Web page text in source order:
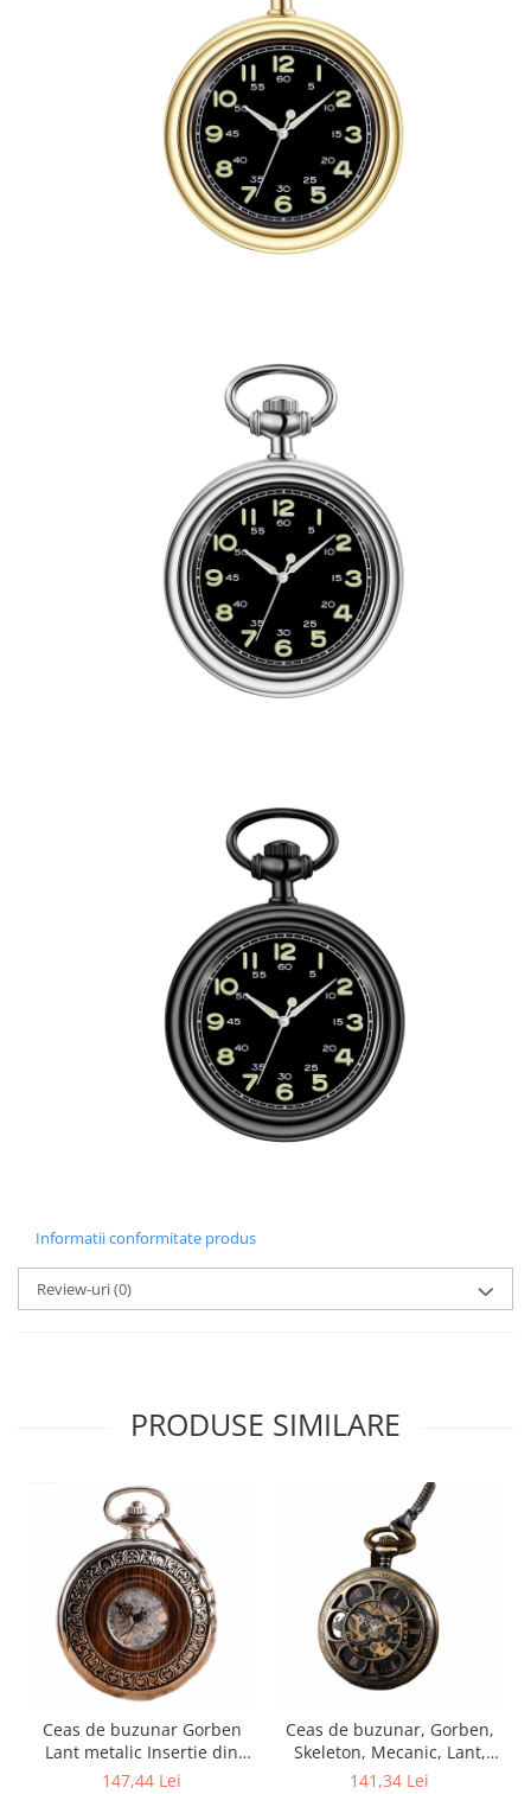
Informatii conformitate produs
Review-uri(0)
PRODUSE SIMILARE
Ceas de buzunar Gorben
Lant metalic Insertie din
lemn Skeleton Vintage
147,44 Lei
Ceas de buzunar, Gorben,
Skeleton, Mecanic, Lant,
Vintage, Clasic
141,34 Lei